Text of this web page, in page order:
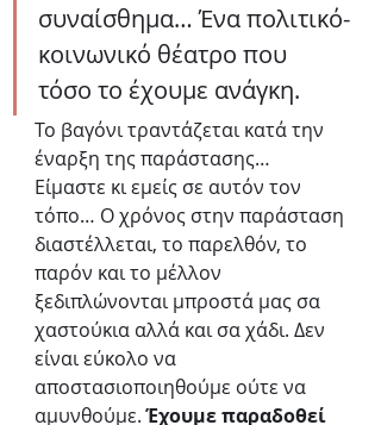
συναίσθημα… Ένα πολιτικό-
κοινωνικό θέατρο που
τόσο το έχουμε ανάγκη.
Το βαγόνι τραντάζεται κατά την
έναρξη της παράστασης…
Είμαστε κι εμείς σε αυτόν τον
τόπο… Ο χρόνος στην παράσταση
διαστέλλεται, το παρελθόν, το
παρόν και το μέλλον
ξεδιπλώνονται μπροστά μας σα
χαστούκια αλλά και σα χάδι. Δεν
είναι εύκολο να
αποστασιοποιηθούμε ούτε να
αμυνθούμε. Έχουμε παραδοθεί